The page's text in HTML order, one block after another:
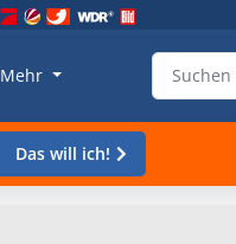
Mehr
Das will ich!